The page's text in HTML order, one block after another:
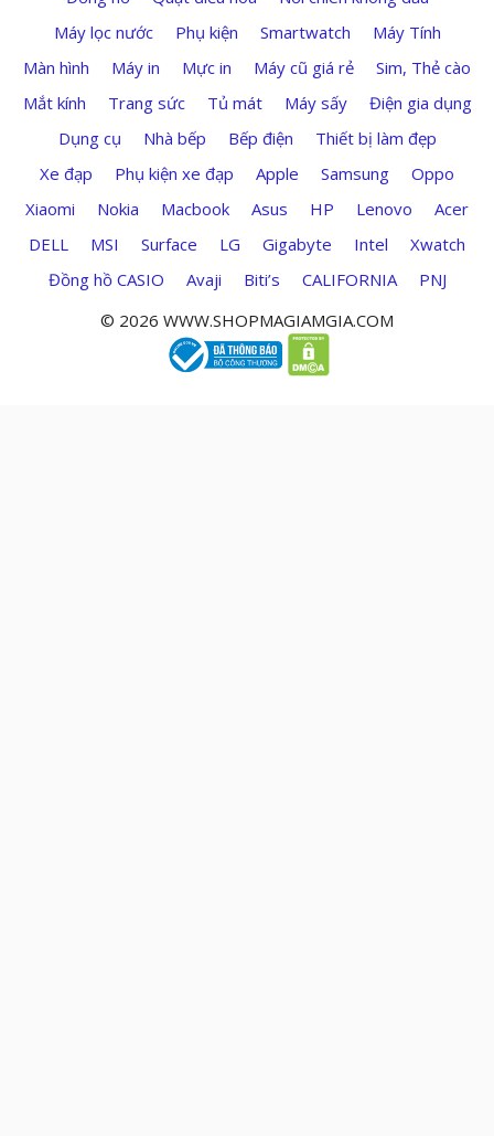
Máy lọc nước
Phụ kiện Smartwatch
Máy Tính
Màn hình
Máy in Mực in Máy cũ giá rẻ
Sim, Thẻ cào
Mắt kính
Trang sức Tủ mát Máy sấy
Điện gia dụng
Dụng cụ
Nhà bếp Bếp điện
Thiết bị làm đẹp
Xe đạp
Phụ kiện xe đạp Apple Samsung
Oppo
Xiaomi
Nokia Macbook Asus HP Lenovo
Acer
DELL
MSI Surface LG Gigabyte Intel
Xwatch
Đồng hồ CASIO
Avaji Biti’s CALIFORNIA
PNJ
© 2026 WWW.SHOPMAGIAMGIA.COM